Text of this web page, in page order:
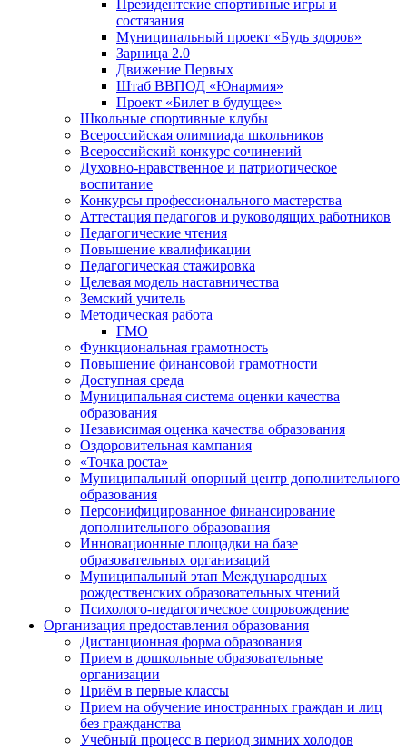
Президентские спортивные игры и
состязания
Муниципальный проект «Будь здоров»
Зарница 2.0
Движение Первых
Штаб ВВПОД «Юнармия»
Проект «Билет в будущее»
Школьные спортивные клубы
Всероссийская олимпиада школьников
Всероссийский конкурс сочинений
Духовно-нравственное и патриотическое
воспитание
Конкурсы профессионального мастерства
Аттестация педагогов и руководящих работников
Педагогические чтения
Повышение квалификации
Педагогическая стажировка
Целевая модель наставничества
Земский учитель
Методическая работа
ГМО
Функциональная грамотность
Повышение финансовой грамотности
Доступная среда
Муниципальная система оценки качества
образования
Независимая оценка качества образования
Оздоровительная кампания
«Точка роста»
Муниципальный опорный центр дополнительного
образования
Персонифицированное финансирование
дополнительного образования
Инновационные площадки на базе
образовательных организаций
Муниципальный этап Международных
рождественских образовательных чтений
Психолого-педагогическое сопровождение
Организация предоставления образования
Дистанционная форма образования
Прием в дошкольные образовательные
организации
Приём в первые классы
Прием на обучение иностранных граждан и лиц
без гражданства
Учебный процесс в период зимних холодов